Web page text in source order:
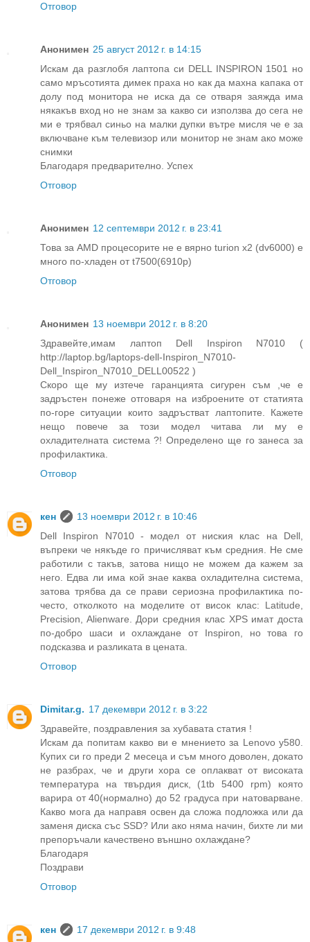
Отговор
Анонимен 25 август 2012 г. в 14:15
Искам да разглобя лаптопа си DELL INSPIRON 1501 но
само мръсотията димек праха но как да махна капака от
долу под монитора не иска да се отваря заяжда има
някакъв вход но не знам за какво си използва до сега не
ми е трябвал синьо на малки дупки вътре мисля че е за
включване към телевизор или монитор не знам ако може
снимки
Благодаря предварително. Успех
Отговор
Анонимен 12 септември 2012 г. в 23:41
Това за AMD процесорите не е вярно turion x2 (dv6000) е
много по-хладен от t7500(6910p)
Отговор
Анонимен 13 ноември 2012 г. в 8:20
Здравейте,имам лаптоп Dell Inspiron N7010 (
http://laptop.bg/laptops-dell-Inspiron_N7010-
Dell_Inspiron_N7010_DELL00522 )
Скоро ще му изтече гаранцията сигурен съм ,че е
задръстен понеже отговаря на изброените от статията
по-горе ситуации които задръстват лаптопите. Кажете
нещо повече за този модел читава ли му е
охладителната система ?! Определено ще го занеса за
профилактика.
Отговор
кен
13 ноември 2012 г. в 10:46
Dell Inspiron N7010 - модел от ниския клас на Dell,
въпреки че някъде го причисляват към средния. Не сме
работили с такъв, затова нищо не можем да кажем за
него. Едва ли има кой знае каква охладителна система,
затова трябва да се прави сериозна профилактика по-
често, отколкото на моделите от висок клас: Latitude,
Precision, Alienware. Дори средния клас XPS имат доста
по-добро шаси и охлаждане от Inspiron, но това го
подсказва и разликата в цената.
Отговор
Dimitar.g. 17 декември 2012 г. в 3:22
Здравейте, поздравления за хубавата статия !
Искам да попитам какво ви е мнението за Lenovo y580.
Купих си го преди 2 месеца и съм много доволен, докато
не разбрах, че и други хора се оплакват от високата
температура на твърдия диск, (1tb 5400 rpm) която
варира от 40(нормално) до 52 градуса при натоварване.
Какво мога да направя освен да сложа подложка или да
заменя диска със SSD? Или ако няма начин, бихте ли ми
препоръчали качествено външно охлаждане?
Благодаря
Поздрави
Отговор
кен
17 декември 2012 г. в 9:48